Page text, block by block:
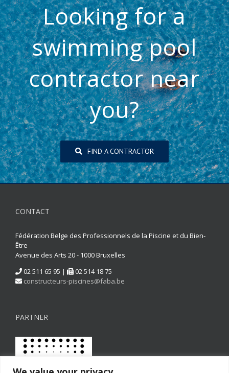
Looking for a
swimming pool
contractor near
you?
FIND A CONTRACTOR
CONTACT
Fédération Belge des Professionnels de la Piscine et du Bien-
Être
Avenue des Arts 20 - 1000 Bruxelles
02 511 65 95 |
02 514 18 75
constructeurs-piscines@faba.be
PARTNER